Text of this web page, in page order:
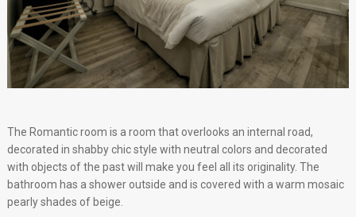
The Romantic room is a room that overlooks an internal road,
decorated in shabby chic style with neutral colors and decorated
with objects of the past will make you feel all its originality. The
bathroom has a shower outside and is covered with a warm mosaic
pearly shades of beige.